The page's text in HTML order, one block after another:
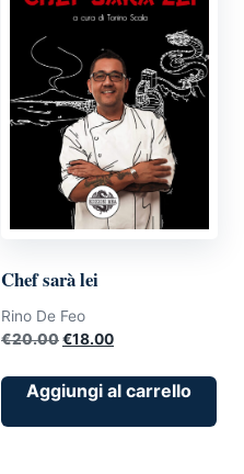
Chef sarà lei
Rino De Feo
€20.00Il
originale
€20.00.
€18.00Il
attuale
€18.00.
Aggiungi al carrello